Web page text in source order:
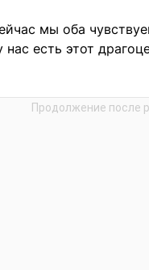
мы оба
нас есть этот